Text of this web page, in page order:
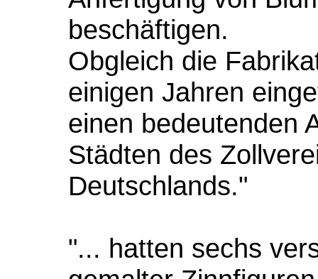
beschäftigen.
Obgleich die
einigen Jahren
einen bedeutenden
Städten des
Deutschlands."
"... hatten sechs